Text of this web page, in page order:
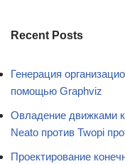
Recent Posts
Генерация
помощью Graphviz
Овладение движками
Neato против Twopi
Проектирование